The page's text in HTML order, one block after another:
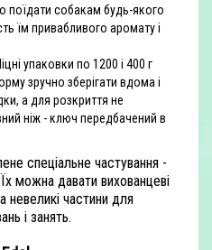
поїдати собакам будь-якого
їм привабливого аромату і
упаковки по 1200 і 400 г
зручно зберігати вдома і
а для розкриття не
ніж - ключ передбачений в
спеціальне частування -
можна давати вихованцеві
невеликі частини для
і занять.